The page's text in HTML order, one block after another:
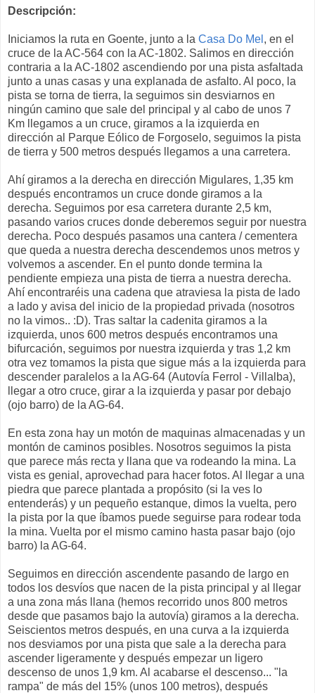
Descripción:
Iniciamos la ruta en Goente, junto a la Casa Do Mel , en el
cruce de la AC-564 con la AC-1802. Salimos en dirección
contraria a la AC-1802 ascendiendo por una pista asfaltada
junto a unas casas y una explanada de asfalto. Al poco, la
pista se torna de tierra, la seguimos sin desviarnos en
ningún camino que sale del principal y al cabo de unos 7
Km llegamos a un cruce, giramos a la izquierda en
dirección al Parque Eólico de Forgoselo, seguimos la pista
de tierra y 500 metros después llegamos a una carretera.
Ahí giramos a la derecha en dirección Migulares, 1,35 km
después encontramos un cruce donde giramos a la
derecha. Seguimos por esa carretera durante 2,5 km,
pasando varios cruces donde deberemos seguir por nuestra
derecha. Poco después pasamos una cantera / cementera
que queda a nuestra derecha descendemos unos metros y
volvemos a ascender. En el punto donde termina la
pendiente empieza una pista de tierra a nuestra derecha.
Ahí encontraréis una cadena que atraviesa la pista de lado
a lado y avisa del inicio de la propiedad privada (nosotros
no la vimos.. :D). Tras saltar la cadenita giramos a la
izquierda, unos 600 metros después encontramos una
bifurcación, seguimos por nuestra izquierda y tras 1,2 km
otra vez tomamos la pista que sigue más a la izquierda para
descender paralelos a la AG-64 (Autovía Ferrol - Villalba),
llegar a otro cruce, girar a la izquierda y pasar por debajo
(ojo barro) de la AG-64.
En esta zona hay un motón de maquinas almacenadas y un
montón de caminos posibles. Nosotros seguimos la pista
que parece más recta y llana que va rodeando la mina. La
vista es genial, aprovechad para hacer fotos. Al llegar a una
piedra que parece plantada a propósito (si la ves lo
entenderás) y un pequeño estanque, dimos la vuelta, pero
la pista por la que íbamos puede seguirse para rodear toda
la mina. Vuelta por el mismo camino hasta pasar bajo (ojo
barro) la AG-64.
Seguimos en dirección ascendente pasando de largo en
todos los desvíos que nacen de la pista principal y al llegar
a una zona más llana (hemos recorrido unos 800 metros
desde que pasamos bajo la autovía) giramos a la derecha.
Seiscientos metros después, en una curva a la izquierda
nos desviamos por una pista que sale a la derecha para
ascender ligeramente y después empezar un ligero
descenso de unos 1,9 km. Al acabarse el descenso... "la
rampa" de más del 15% (unos 100 metros), después